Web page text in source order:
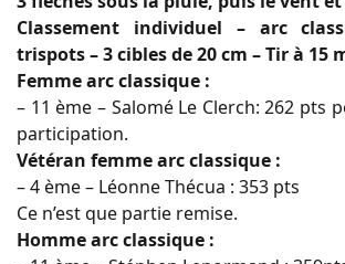
Classement individuel – arc
trispots – 3 cibles de 20 cm – Tir à 15
Femme arc classique :
– 11 ème – Salomé Le Clerch: 262 pts
participation.
Vétéran femme arc classique :
– 4 ème – Léonne Thécua : 353 pts
Ce n’est que partie remise.
Homme arc classique :